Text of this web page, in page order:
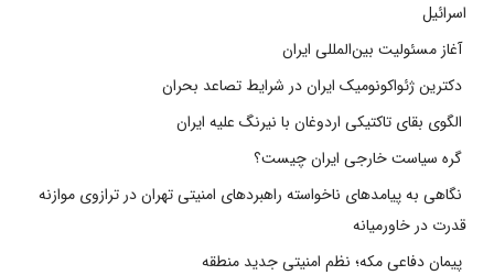
اسرائیل
آغاز مسئولیت بین‌المللی ایران
دکترین ژئواکونومیک ایران در شرایط تصاعد بحران
الگوی بقای تاکتیکی اردوغان با نیرنگ علیه ایران
گره سیاست خارجی ایران چیست؟
نگاهی به پیامدهای ناخواسته راهبردهای امنیتی تهران در ترازوی موازنه
قدرت در خاورمیانه
پیمان دفاعی مکه؛ نظم امنیتی جدید منطقه